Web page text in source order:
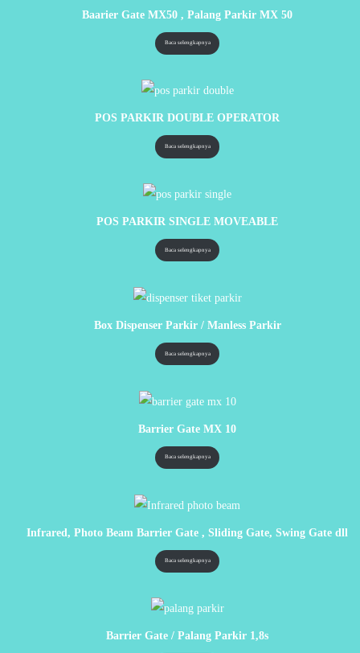
Baarier Gate MX50 , Palang Parkir MX 50
Baca selengkapnya
POS PARKIR DOUBLE OPERATOR
Baca selengkapnya
POS PARKIR SINGLE MOVEABLE
Baca selengkapnya
Box Dispenser Parkir / Manless Parkir
Baca selengkapnya
Barrier Gate MX 10
Baca selengkapnya
Infrared, Photo Beam Barrier Gate , Sliding Gate, Swing Gate dll
Baca selengkapnya
Barrier Gate / Palang Parkir 1,8s